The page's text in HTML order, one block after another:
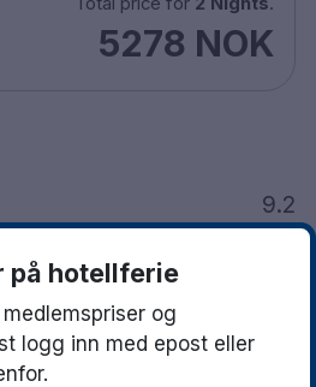
til København Kastrup
5278 NOK
9.2
på hotellferie
og
logg inn med epost eller